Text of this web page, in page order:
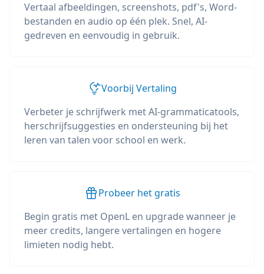
Vertaal afbeeldingen, screenshots, pdf's, Word-
bestanden en audio op één plek. Snel, AI-
gedreven en eenvoudig in gebruik.
Voorbij Vertaling
Verbeter je schrijfwerk met AI-grammaticatools,
herschrijfsuggesties en ondersteuning bij het
leren van talen voor school en werk.
Probeer het gratis
Begin gratis met OpenL en upgrade wanneer je
meer credits, langere vertalingen en hogere
limieten nodig hebt.